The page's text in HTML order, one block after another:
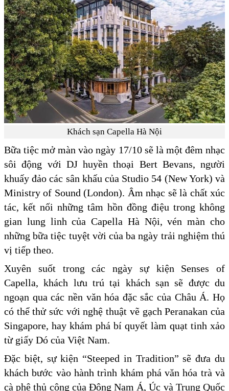
Khách sạn Capella Hà Nội
Bữa tiệc mở màn vào ngày 17/10 sẽ là một đêm nhạc
sôi động với DJ huyền thoại Bert Bevans, người
khuấy đảo các sân khấu của Studio 54 (New York) và
Ministry of Sound (London). Âm nhạc sẽ là chất xúc
tác, kết nối những tâm hồn đồng điệu trong không
gian lung linh của Capella Hà Nội, vén màn cho
những bữa tiệc tuyệt vời của ba ngày trải nghiệm thú
vị tiếp theo.
Xuyên suốt trong các ngày sự kiện Senses of
Capella, khách lưu trú tại khách sạn sẽ được du
ngoạn qua các nền văn hóa đặc sắc của Châu Á. Họ
có thể thử sức với nghệ thuật vẽ gạch Peranakan của
Singapore, hay khám phá bí quyết làm quạt tinh xảo
từ giấy Dó của Việt Nam.
Đặc biệt, sự kiện “Steeped in Tradition” sẽ đưa du
khách bước vào hành trình khám phá văn hóa trà và
cà phê thủ công của Đông Nam Á, Úc và Trung Quốc